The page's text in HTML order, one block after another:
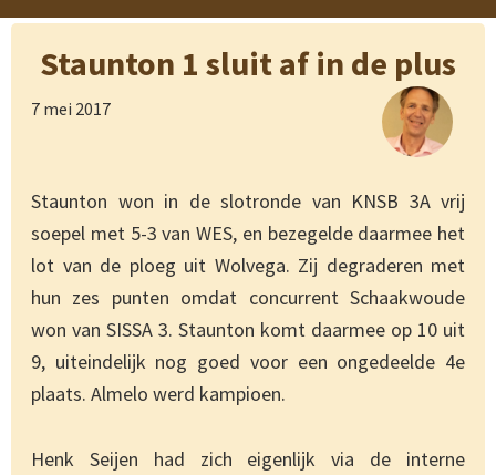
Staunton 1 sluit af in de plus
7 mei 2017
Staunton won in de slotronde van KNSB 3A vrij
soepel met 5-3 van WES, en bezegelde daarmee het
lot van de ploeg uit Wolvega. Zij degraderen met
hun zes punten omdat concurrent Schaakwoude
won van SISSA 3. Staunton komt daarmee op 10 uit
9, uiteindelijk nog goed voor een ongedeelde 4e
plaats. Almelo werd kampioen.
Henk Seijen had zich eigenlijk via de interne